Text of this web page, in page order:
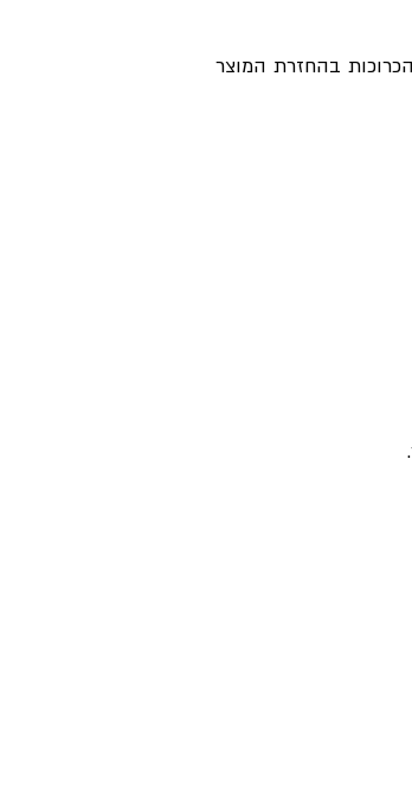
כאשר כל העלויות הכרוכות בהחזרת המוצר